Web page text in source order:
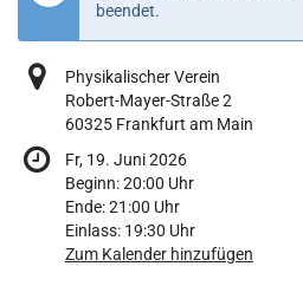
beendet.
Physikalischer Verein
Robert-Mayer-Straße 2
60325 Frankfurt am Main
Fr, 19. Juni 2026
Beginn:20:00 Uhr
Ende:21:00 Uhr
Einlass: 19:30 Uhr
Zum Kalender hinzufügen